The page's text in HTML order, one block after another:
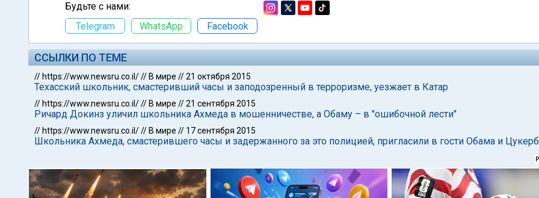
Будьте с нами:
Telegram
WhatsApp Facebook
ССЫЛКИ ПО ТЕМЕ
// https://www.newsru.co.il/// В мире //21 октября 2015
Техасский школьник, смастеривший часы и заподозренный в терроризме, уезжает в Катар
// https://www.newsru.co.il/// В мире //21 сентября 2015
Ричард Докинз уличил школьника Ахмеда в мошенничестве, а Обаму – в "ошибочной лести"
// https://www.newsru.co.il/// В мире // 17 сентября 2015
Школьника Ахмеда, смастерившего часы и задержанного за это полицией, пригласили в гости Обама и